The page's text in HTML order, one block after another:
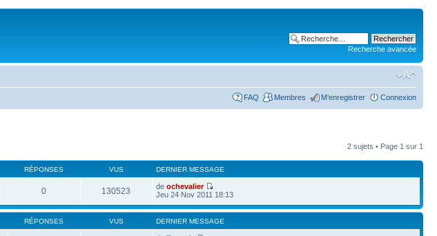
Recherche avancée
FAQ Membres M’enregistrer Connexion
2 sujets • Page 1 sur 1
RÉPONSES VUS DERNIER MESSAGE
0 130523 deochevalier
Jeu 24 Nov 2011 18:13
RÉPONSES VUS DERNIER MESSAGE